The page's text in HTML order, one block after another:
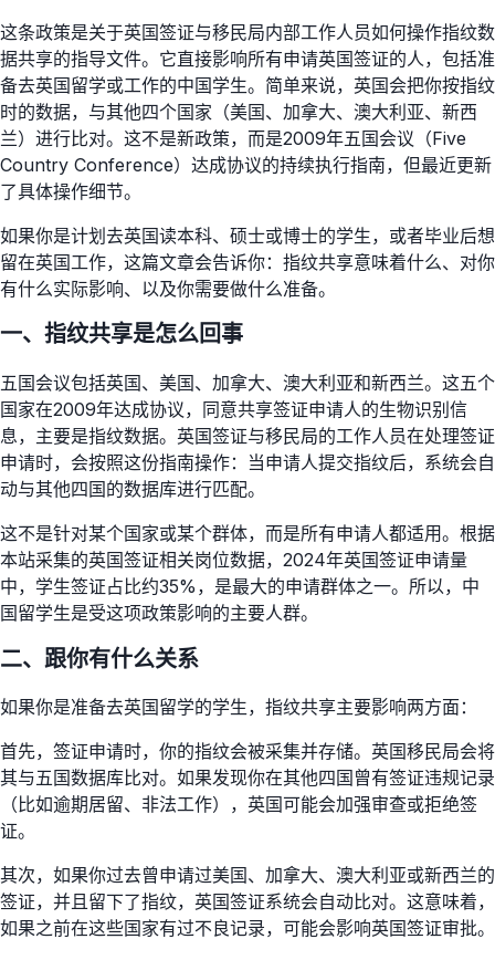
这条政策是关于英国签证与移民局内部工作人员如何操作指纹数
据共享的指导文件。它直接影响所有申请英国签证的人，包括准
备去英国留学或工作的中国学生。简单来说，英国会把你按指纹
时的数据，与其他四个国家（美国、加拿大、澳大利亚、新西
兰）进行比对。这不是新政策，而是2009年五国会议（Five
Country Conference）达成协议的持续执行指南，但最近更新
了具体操作细节。
如果你是计划去英国读本科、硕士或博士的学生，或者毕业后想
留在英国工作，这篇文章会告诉你：指纹共享意味着什么、对你
有什么实际影响、以及你需要做什么准备。
一、指纹共享是怎么回事
五国会议包括英国、美国、加拿大、澳大利亚和新西兰。这五个
国家在2009年达成协议，同意共享签证申请人的生物识别信
息，主要是指纹数据。英国签证与移民局的工作人员在处理签证
申请时，会按照这份指南操作：当申请人提交指纹后，系统会自
动与其他四国的数据库进行匹配。
这不是针对某个国家或某个群体，而是所有申请人都适用。根据
本站采集的英国签证相关岗位数据，2024年英国签证申请量
中，学生签证占比约35%，是最大的申请群体之一。所以，中
国留学生是受这项政策影响的主要人群。
二、跟你有什么关系
如果你是准备去英国留学的学生，指纹共享主要影响两方面：
首先，签证申请时，你的指纹会被采集并存储。英国移民局会将
其与五国数据库比对。如果发现你在其他四国曾有签证违规记录
（比如逾期居留、非法工作），英国可能会加强审查或拒绝签
证。
其次，如果你过去曾申请过美国、加拿大、澳大利亚或新西兰的
签证，并且留下了指纹，英国签证系统会自动比对。这意味着，
如果之前在这些国家有过不良记录，可能会影响英国签证审批。